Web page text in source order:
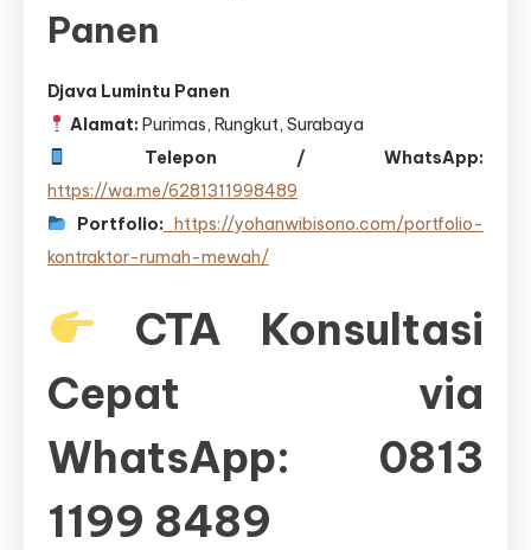
Panen
Djava Lumintu Panen
Alamat: Purimas, Rungkut, Surabaya
Telepon / WhatsApp:
https://wa.me/6281311998489
Portfolio: https://yohanwibisono.com/portfolio-
kontraktor-rumah-mewah/
CTA Konsultasi
Cepat via
WhatsApp: 0813
1199 8489